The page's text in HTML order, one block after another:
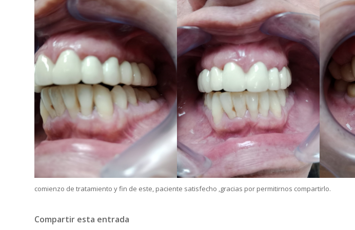
comienzo de tratamiento y fin de este, paciente satisfecho ,gracias por permitirnos compartirlo.
Compartir esta entrada